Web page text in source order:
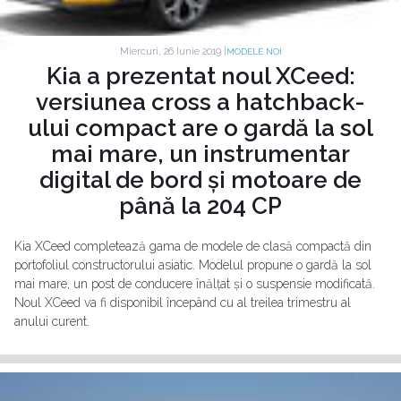
Miercuri, 26 Iunie 2019 | MODELE NOI
Kia a prezentat noul XCeed:
versiunea cross a hatchback-
ului compact are o gardă la sol
mai mare, un instrumentar
digital de bord și motoare de
până la 204 CP
Kia XCeed completează gama de modele de clasă compactă din
portofoliul constructorului asiatic. Modelul propune o gardă la sol
mai mare, un post de conducere înălțat și o suspensie modificată.
Noul XCeed va fi disponibil începând cu al treilea trimestru al
anului curent.